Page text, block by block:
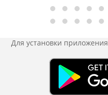
Для установки приложения